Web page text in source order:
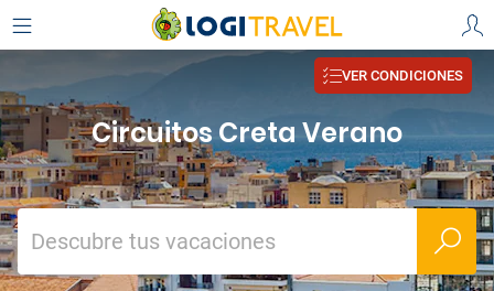
VER CONDICIONES
Circuitos Creta Verano
Descubre tus vacaciones